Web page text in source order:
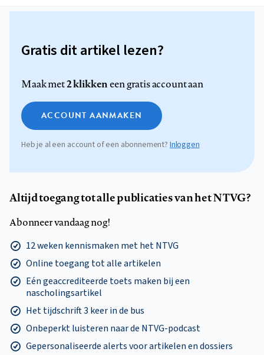
Gratis dit artikel lezen?
Maak met2 klikkeneen gratis account aan
ACCOUNT AANMAKEN
Heb je al een account of een abonnement? Inloggen
Altijd toegang tot alle publicaties van het NTVG?
Abonneer vandaag nog!
12 weken kennismaken met het NTVG
Online toegang tot alle artikelen
Eén geaccrediteerde toets maken bij een
nascholingsartikel
Het tijdschrift 3 keer in de bus
Onbeperkt luisteren naar de NTVG-podcast
Gepersonaliseerde alerts voor artikelen en dossiers